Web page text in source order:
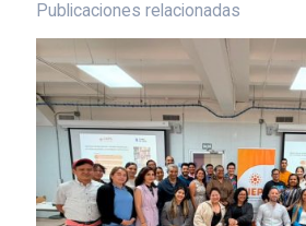
Publicaciones relacionadas